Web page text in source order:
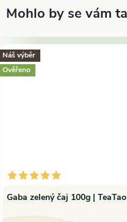
Náš výběr
Ověřeno
Gaba zelený čaj 100g | TeaTao